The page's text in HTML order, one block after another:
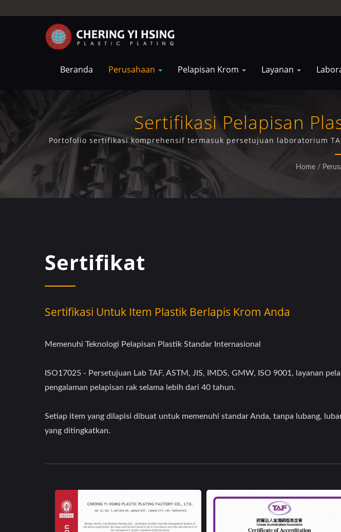
Beranda Perusahaan Pelapisan Krom Layanan
Sertifikasi Pelapisan
Portofolio sertifikasi komprehensif termasuk persetujuan laboratorium TAF
layanan
Home /
Sertifikat
Sertifikasi Untuk Item Plastik Berlapis Krom Anda
Memenuhi Teknologi Pelapisan Plastik Standar Internasional
ISO17025 - Persetujuan Lab TAF, ASTM, JIS, IMDS, GMW, ISO 9001, layanan
pengalaman pelapisan rak selama lebih dari 40 tahun.
Setiap item yang dilapisi dibuat untuk memenuhi standar Anda, tanpa lubang,
yang ditingkatkan.